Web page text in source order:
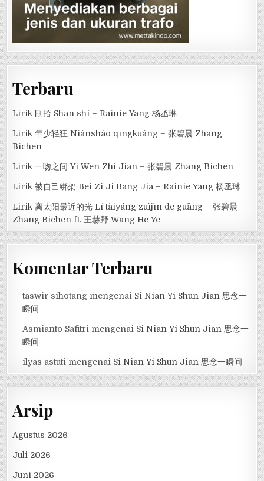
Terbaru
Lirik 刪拾 Shān shí – Rainie Yang 杨丞琳
Lirik 年少轻狂 Niánshào qīngkuáng – 张碧晨 Zhang
Bichen
Lirik 一吻之间 Yi Wen Zhi Jian – 张碧晨 Zhang Bichen
Lirik 被自己綁架 Bei Zi Ji Bang Jia – Rainie Yang 杨丞琳
Lirik 离太阳最近的光 Lí tàiyáng zuìjìn de guāng – 张碧晨
Zhang Bichen ft. 王赫野 Wang He Ye
Komentar Terbaru
taswir sihotang mengenai Si Nian Yi Shun Jian 思念一
瞬间
Asmianto Safitri mengenai Si Nian Yi Shun Jian 思念一
瞬间
ilyas astuti mengenai Si Nian Yi Shun Jian 思念一瞬间
Arsip
Agustus 2026
Juli 2026
Juni 2026